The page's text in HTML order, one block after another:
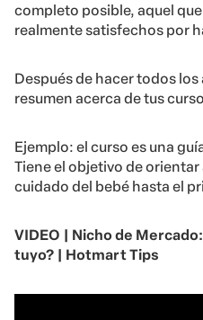
completo posible, aquel
realmente satisfechos por
Después de hacer todos
resumen acerca de tus
Ejemplo: el curso es una
Tiene el objetivo de orientar
cuidado del bebé hasta el
VIDEO | Nicho de
tuyo? | Hotmart Tips